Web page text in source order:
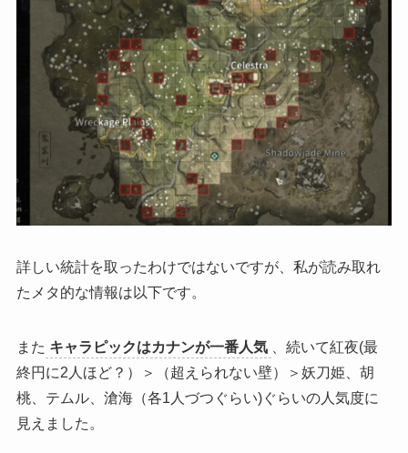
詳しい統計を取ったわけではないですが、私が読み取れ
たメタ的な情報は以下です。
また キャラピックはカナンが一番人気
、続いて紅夜(最
終円に2人ほど？）＞（超えられない壁）＞妖刀姫、胡
桃、テムル、滄海（各1人づつぐらい)ぐらいの人気度に
見えました。